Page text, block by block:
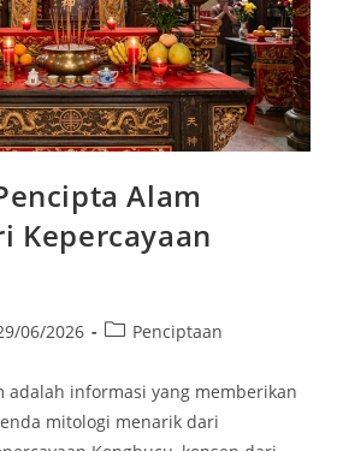
Alam
Kepercayaan
06/2026
PostPenciptaan
adalah informasi yang memberikan
mitologi menarik dari